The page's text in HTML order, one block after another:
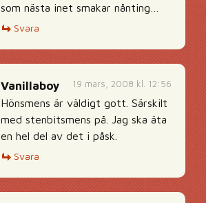
som nästa inet smakar nånting…
Svara
19 mars, 2008 kl. 12:56
Vanillaboy
Hönsmens är väldigt gott. Särskilt
med stenbitsmens på. Jag ska äta
en hel del av det i påsk.
Svara